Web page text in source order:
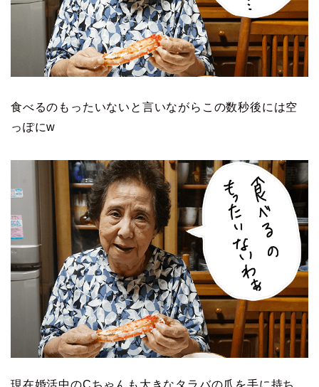
食べるのもったいないと言いながらこの数秒後には空
っぽにw